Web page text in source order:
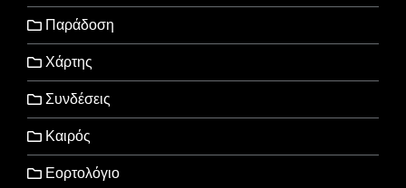
Παράδοση
Χάρτης
Συνδέσεις
Καιρός
Εορτολόγιο